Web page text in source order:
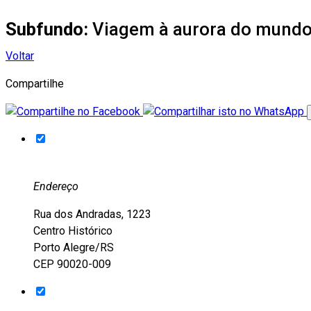
Subfundo: Viagem à aurora do
Voltar
Compartilhe
Endereço
Rua dos Andradas, 1223
Centro Histórico
Porto Alegre/RS
CEP 90020-009